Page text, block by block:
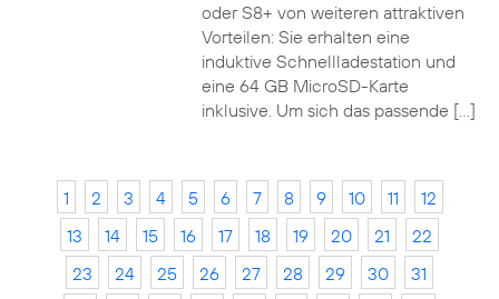
oder S8+ von weiteren attraktiven
Vorteilen: Sie erhalten eine
induktive Schnellladestation und
eine 64 GB MicroSD-Karte
inklusive. Um sich das passende […]
1 2 3 4 5 6 7 8 9 10 11
12
13
14 15 16 17 18 19 20 21
22
23
24 25 26 27 28 29 30
31